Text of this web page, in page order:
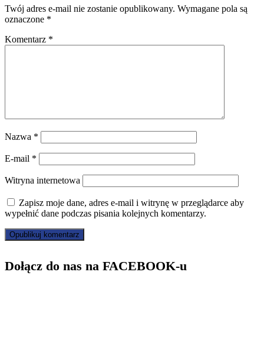
Twój adres e-mail nie zostanie opublikowany. Wymagane pola są
oznaczone *
Komentarz *
Nazwa *
E-mail *
Witryna internetowa
Zapisz moje dane, adres e-mail i witrynę w przeglądarce aby
wypełnić dane podczas pisania kolejnych komentarzy.
Dołącz do nas na FACEBOOK-u